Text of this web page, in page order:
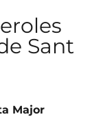
Sant
Major